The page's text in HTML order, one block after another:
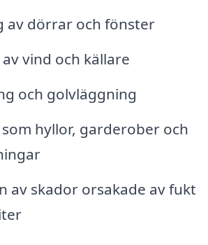
av dörrar och fönster
vind och källare
och golvläggning
hyllor, garderober och
av skador orsakade av fukt